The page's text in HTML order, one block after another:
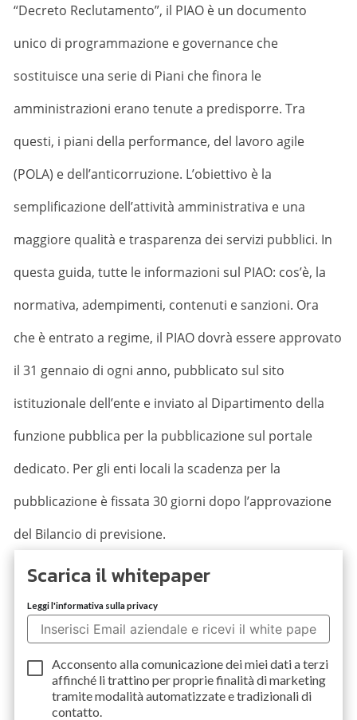
“Decreto Reclutamento”, il PIAO è un documento
unico di programmazione e governance che
sostituisce una serie di Piani che finora le
amministrazioni erano tenute a predisporre. Tra
questi, i piani della performance, del lavoro agile
(POLA) e dell’anticorruzione. L’obiettivo è la
semplificazione dell’attività amministrativa e una
maggiore qualità e trasparenza dei servizi pubblici. In
questa guida, tutte le informazioni sul PIAO: cos’è, la
normativa, adempimenti, contenuti e sanzioni. Ora
che è entrato a regime, il PIAO dovrà essere approvato
il 31 gennaio di ogni anno, pubblicato sul sito
istituzionale dell’ente e inviato al Dipartimento della
funzione pubblica per la pubblicazione sul portale
dedicato. Per gli enti locali la scadenza per la
pubblicazione è fissata 30 giorni dopo l’approvazione
del Bilancio di previsione.
Scarica il whitepaper
Leggi l'informativa sulla privacy
Acconsento alla comunicazione dei miei dati aterzi
affinché li trattino per proprie finalità di marketing
tramite modalità automatizzate e tradizionali di
contatto.